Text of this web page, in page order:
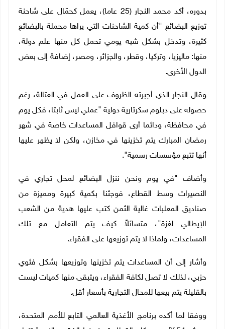
بدوره، أكد محمد النجار (25 عاما)، يعمل كحمّال على شاحنة
توزيع البضائع "أن كمية الشاحنات التي يراها محملة بالبضائع
كثيرة، وتدخل بشكل شبه يومي تحمل كل منها علم دولة،
منها: ماليزيا، وتركيا، وقطر، والجزائر، ومصر، إضافة إلى بعض
الدول الأخرى.
وقال النجار الذي أجبرته الظروف على العمل في العتالة، رغم
حصوله على دبلوم سكرتارية دولية "عملي ليس ثابتا، فكل يوم
في محافظة، ودائما أرى قوافل المساعدات خاصة في شهر
رمضان المبارك يتم تخزينها في مخازن، ولكن لا يظهر عليها
أنها تتبع مؤسسات رسمية".
وأضاف "في يوم ونحن ننزل البضائع لمحل تجاري في
النصيرات وسط القطاع، فوجئنا بكمية كبيرة ومميزة من
صناديق المعلبات غالية الثمن كتب عليها هدية من الشعب
الإيطالي لغزة"، متسائلاً كيف يتم التعامل مع تلك
المساعدات، ولماذا لا يتم توزيعها على الفقراء.
وأشار إلى أن المساعدات يتم تخزينها وتوزيعها بشكل فئوي
حزبي، لذلك لا تصل لكافة الفقراء، ويتبقى منها كميات ليست
بالقليلة يتم بيعها للمحال التجارية بأسعار أقل.
ووفقا لما أكده برنامج الأغذية العالمي التابع للأمم المتحدة،